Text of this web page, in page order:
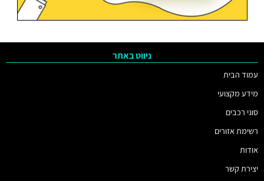
ניווט באתר
עמוד הבית
מידע מקצועי
סוגי רכבים
רשימת אזורים
אודות
יצירת קשר